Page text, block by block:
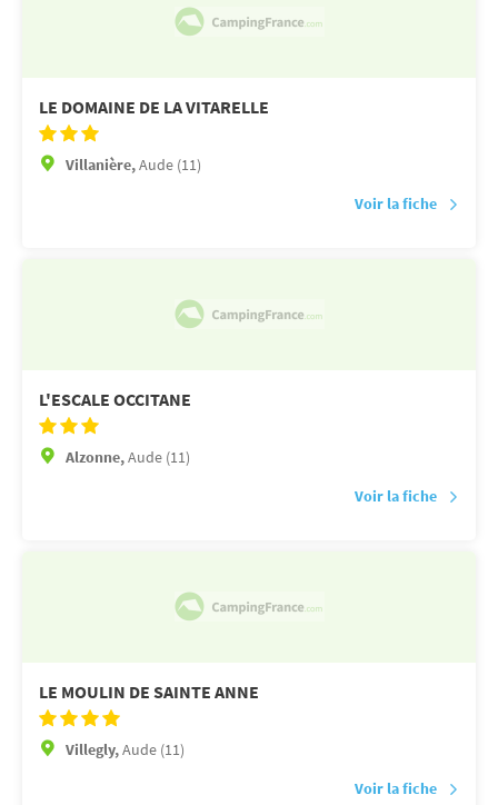
LE DOMAINE DE LA VITARELLE
Villanière,Aude (11)
Voir la fiche
L'ESCALE OCCITANE
Alzonne,Aude (11)
Voir la fiche
LE MOULIN DE SAINTE ANNE
Villegly,Aude (11)
Voir la fiche